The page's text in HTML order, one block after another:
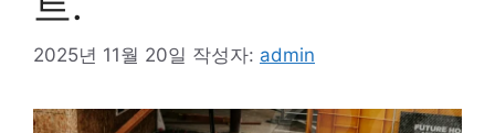
2025년 11월 20일 작성자: admin